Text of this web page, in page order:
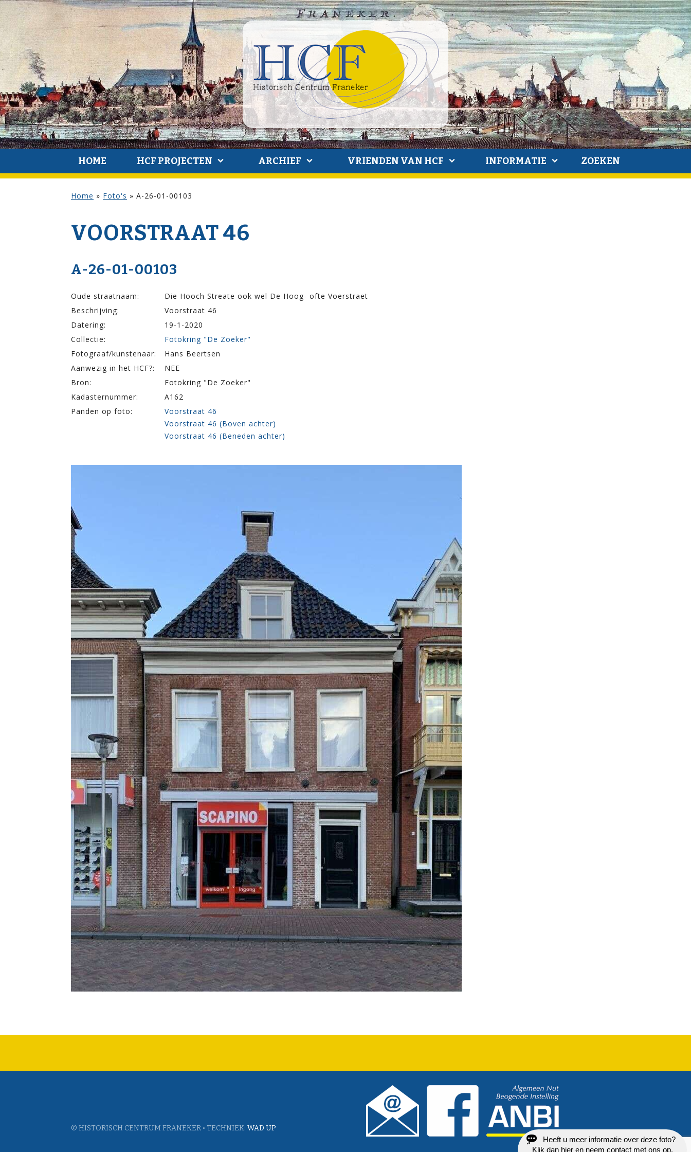
HOME HCF PROJECTEN ARCHIEF VRIENDEN VAN HCF INFORMATIE ZOEKEN
Home » Foto's » A-26-01-00103
VOOR­STRAAT 46
A-26-01-00103
Oude straatnaam:
Die Hooch Streate ook wel De Hoog- ofte Voerstraet
Beschrijving:
Voorstraat 46
Datering:
19-1-2020
Collectie:
Fotokring "De Zoeker"
Fotograaf/kunstenaar:
Hans Beertsen
Aanwezig in het HCF?:
NEE
Bron:
Fotokring "De Zoeker"
Kadasternummer:
A162
Panden op foto:
Voorstraat 46
Voorstraat 46 (Boven achter)
Voorstraat 46 (Beneden achter)
© HISTORISCH CENTRUM FRANEKER • TECHNIEK: WAD UP
Heeft u meer informatie over deze foto?
Klik dan hier en neem contact met ons op.